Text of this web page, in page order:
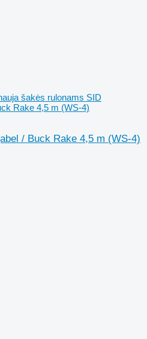
šakės rulonams SID
Rake 4,5 m (WS-4)
/ Buck Rake 4,5 m (WS-4)